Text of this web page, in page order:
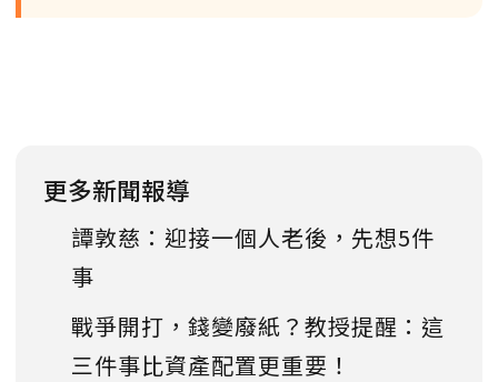
更多新聞報導
譚敦慈：迎接一個人老後，先想5件
事
戰爭開打，錢變廢紙？教授提醒：這
三件事比資產配置更重要！